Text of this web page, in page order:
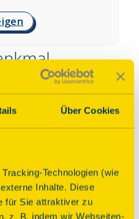
Über Cookies
Technologien (wie
Inhalte. Diese
für Sie attraktiver zu
z. B. indem wir Webseiten-
um 1875, war
des mächtigen
diente von 1909 bis
der Kölner Luftabwehr
Spielfilme,
(2004).